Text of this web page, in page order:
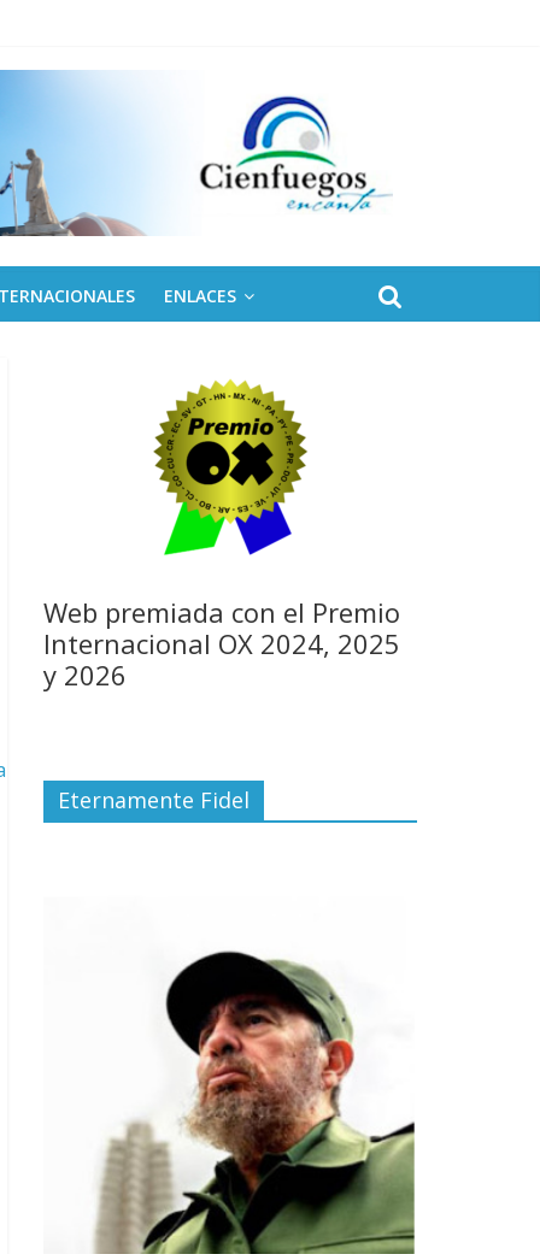
Fidel
ENLACES
Web premiada con el Premio
Internacional OX 2024, 2025
y 2026
Eternamente Fidel